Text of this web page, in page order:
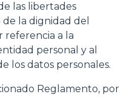
las libertades
la dignidad del
referencia a la
personal y al
los datos personales.
Reglamento, por